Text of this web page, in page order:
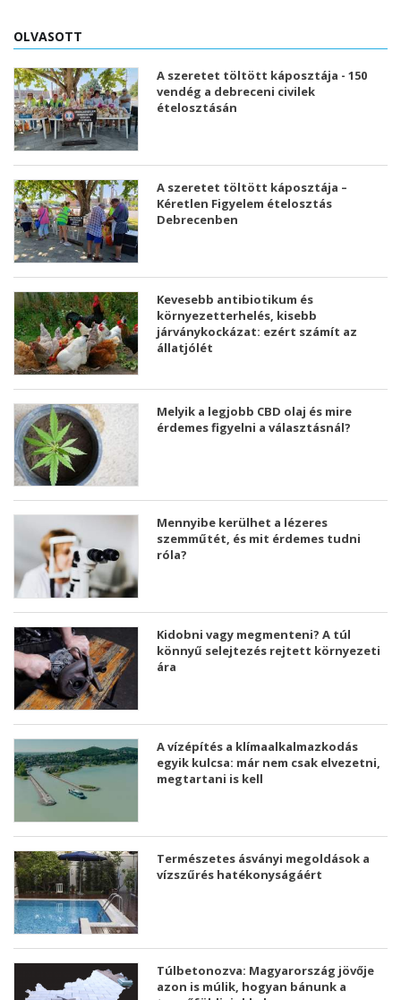
OLVASOTT
A szeretet töltött káposztája - 150
vendég a debreceni civilek
ételosztásán
A szeretet töltött káposztája –
Kéretlen Figyelem ételosztás
Debrecenben
Kevesebb antibiotikum és
környezetterhelés, kisebb
járványkockázat: ezért számít az
állatjólét
Melyik a legjobb CBD olaj és mire
érdemes figyelni a választásnál?
Mennyibe kerülhet a lézeres
szemműtét, és mit érdemes tudni
róla?
Kidobni vagy megmenteni? A túl
könnyű selejtezés rejtett környezeti
ára
A vízépítés a klímaalkalmazkodás
egyik kulcsa: már nem csak elvezetni,
megtartani is kell
Természetes ásványi megoldások a
vízszűrés hatékonyságáért
Túlbetonozva: Magyarország jövője
azon is múlik, hogyan bánunk a